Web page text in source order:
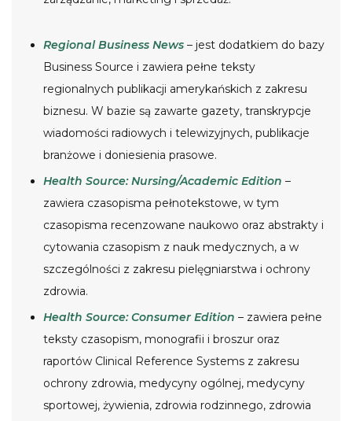
Regional Business News – jest dodatkiem do bazy
Business Source i zawiera pełne teksty
regionalnych publikacji amerykańskich z zakresu
biznesu. W bazie są zawarte gazety, transkrypcje
wiadomości radiowych i telewizyjnych, publikacje
branżowe i doniesienia prasowe.
Health Source: Nursing/Academic Edition –
zawiera czasopisma pełnotekstowe, w tym
czasopisma recenzowane naukowo oraz abstrakty i
cytowania czasopism z nauk medycznych, a w
szczególności z zakresu pielęgniarstwa i ochrony
zdrowia.
Health Source: Consumer Edition – zawiera pełne
teksty czasopism, monografii i broszur oraz
raportów Clinical Reference Systems z zakresu
ochrony zdrowia, medycyny ogólnej, medycyny
sportowej, żywienia, zdrowia rodzinnego, zdrowia